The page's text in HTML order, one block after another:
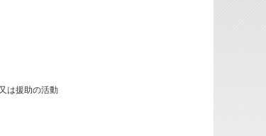
は援助の活動